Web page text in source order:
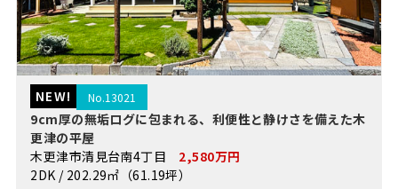
NEW! No.13021
9cm厚の無垢ログに包まれる、利便性と静けさを備えた木
更津の平屋
木更津市清見台南4丁目 2,580万円
2DK / 202.29㎡（61.19坪）